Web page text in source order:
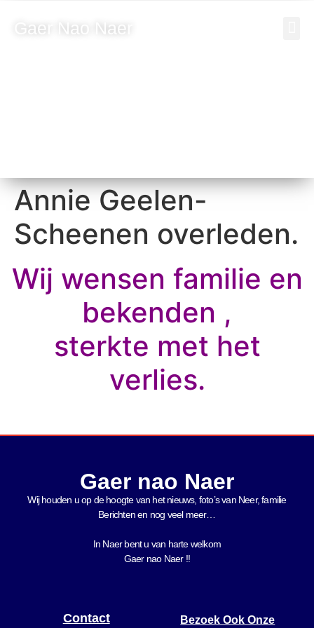
Gaer Nao Naer
Annie Geelen-
Scheenen overleden.
Wij wensen familie en
bekenden ,
sterkte met het
verlies.
Gaer nao Naer
Wij houden u op de hoogte van het nieuws, foto’s van Neer, familie
Berichten en nog veel meer…
In Naer bent u van harte welkom
Gaer nao Naer !!
Contact Bezoek Ook Onze